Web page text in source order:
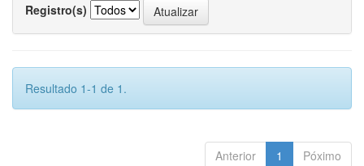
Registro(s)
Resultado 1-1 de 1.
Anterior 1 Póximo